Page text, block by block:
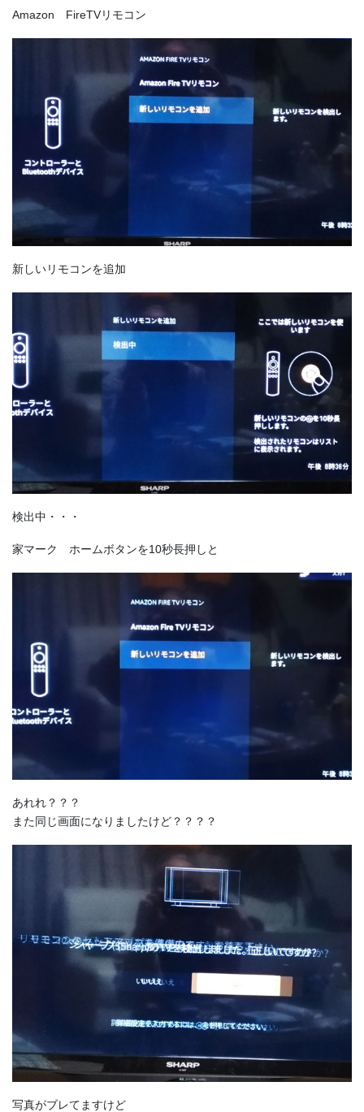
Amazon FireTVリモコン
新しいリモコンを追加
検出中・・・
家マーク ホームボタンを10秒長押しと
あれれ？？？
また同じ画面になりましたけど？？？？
写真がブレてますけど